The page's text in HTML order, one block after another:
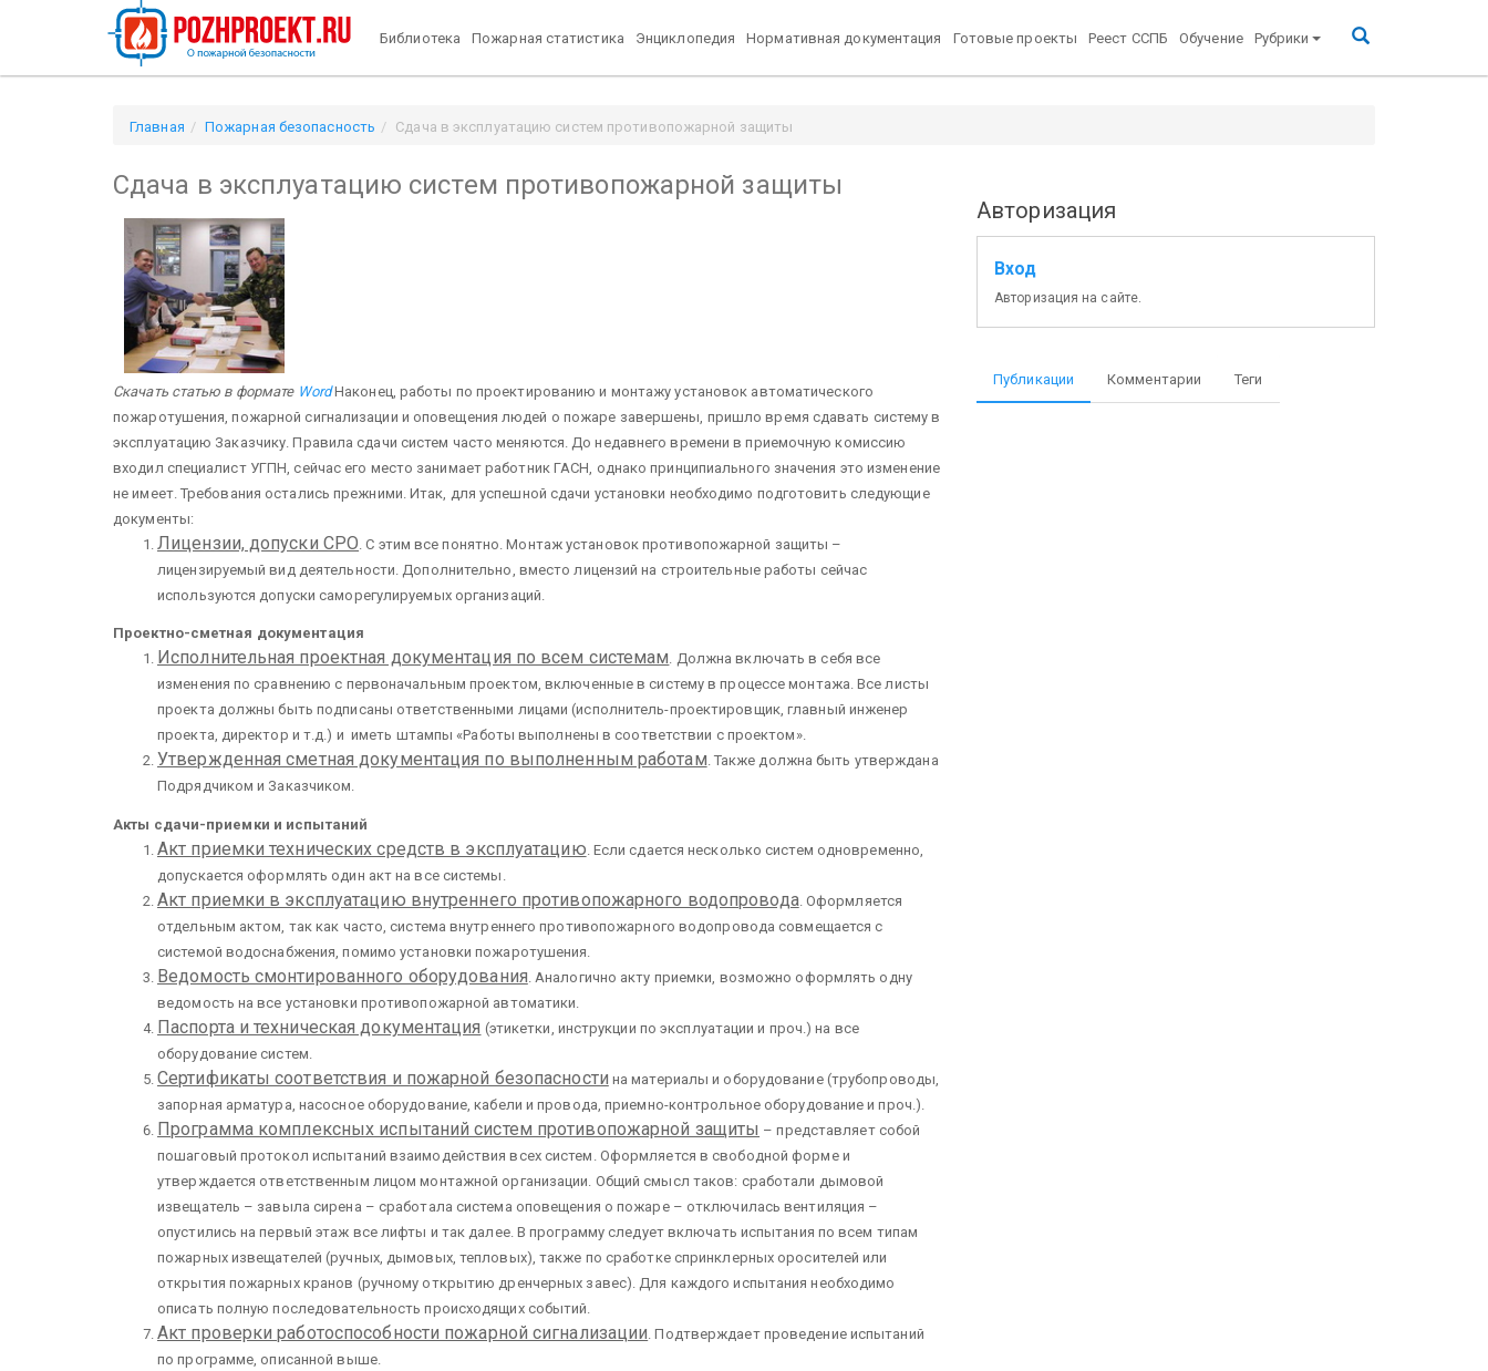
Библиотека Пожарная статистика Энциклопедия Нормативная документация Готовые проекты Реест ССПБ Обучение Рубрики
Главная Пожарная безопасность Сдача в эксплуатацию систем противопожарной защиты
Сдача в эксплуатацию систем противопожарной защиты
Скачать статью в формате WordНаконец, работы по проектированию и монтажу установок автоматического
пожаротушения, пожарной сигнализации и оповещения людей о пожаре завершены, пришло время сдавать систему в
эксплуатацию Заказчику. Правила сдачи систем часто меняются. До недавнего времени в приемочную комиссию
входил специалист УГПН, сейчас его место занимает работник ГАСН, однако принципиального значения это изменение
не имеет. Требования остались прежними. Итак, для успешной сдачи установки необходимо подготовить следующие
документы:
Лицензии, допуски СРО . С этим все понятно. Монтаж установок противопожарной защиты –
лицензируемый вид деятельности. Дополнительно, вместо лицензий на строительные работы сейчас
используются допуски саморегулируемых организаций.
Проектно-сметная документация
Исполнительная проектная документация по всем системам. Должна включать в себя все
изменения по сравнению с первоначальным проектом, включенные в систему в процессе монтажа. Все листы
проекта должны быть подписаны ответственными лицами (исполнитель-проектировщик, главный инженер
проекта, директор и т.д.) и иметь штампы «Работы выполнены в соответствии с проектом».
Утвержденная сметная документация по выполненным работам. Также должна быть утверждана
Подрядчиком и Заказчиком.
Акты сдачи-приемки и испытаний
Акт приемки технических средств в эксплуатацию . Если сдается несколько систем одновременно,
допускается оформлять один акт на все системы.
Акт приемки в эксплуатацию внутреннего противопожарного водопровода. Оформляется
отдельным актом, так как часто, система внутреннего противопожарного водопровода совмещается с
системой водоснабжения, помимо установки пожаротушения.
Ведомость смонтированного оборудования . Аналогично акту приемки, возможно оформлять одну
ведомость на все установки противопожарной автоматики.
Паспорта и техническая документация (этикетки, инструкции по эксплуатации и проч.) на все
оборудование систем.
Сертификаты соответствия и пожарной безопасности на материалы и оборудование (трубопроводы,
запорная арматура, насосное оборудование, кабели и провода, приемно-контрольное оборудование и проч.).
Программа комплексных испытаний систем противопожарной защиты – представляет собой
пошаговый протокол испытаний взаимодействия всех систем. Оформляется в свободной форме и
утверждается ответственным лицом монтажной организации. Общий смысл таков: сработали дымовой
извещатель – завыла сирена – сработала система оповещения о пожаре – отключилась вентиляция –
опустились на первый этаж все лифты и так далее. В программу следует включать испытания по всем типам
пожарных извещателей (ручных, дымовых, тепловых), также по сработке спринклерных оросителей или
открытия пожарных кранов (ручному открытию дренчерных завес). Для каждого испытания необходимо
описать полную последовательность происходящих событий.
Акт проверки работоспособности пожарной сигнализации . Подтверждает проведение испытаний
по программе, описанной выше.
Авторизация
Вход
Авторизация на сайте.
Публикации Комментарии Теги